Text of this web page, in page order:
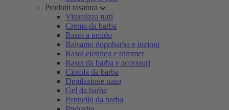
Prodotti rasatura
Visualizza tutti
Crema da barba
Rasoi a umido
Balsamo dopobarba e lozioni
Rasoi elettrico e trimmer
Rasoi da barba e accessori
Ciotola da barba
Depilazione naso
Gel da barba
Pennello da barba